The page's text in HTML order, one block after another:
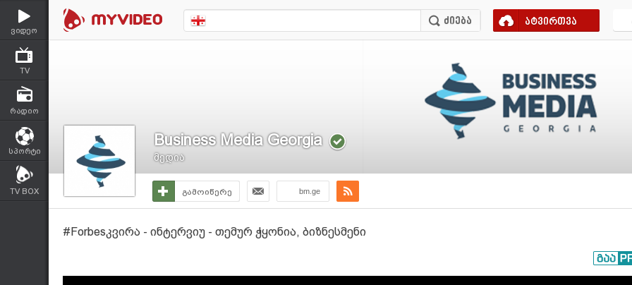
ვიდეო
TV
რადიო
სპორტი
TV BOX
ატვირთვა
Business Media Georgia
მედია
გამოიწერე bm.ge
#Forbesკვირა - ინტერვიუ - თემურ ჭყონია, ბიზნესმენი